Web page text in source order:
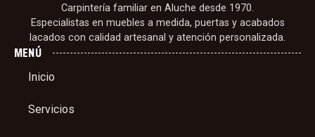
Carpintería familiar en Aluche desde 1970.
Especialistas en muebles a medida, puertas y acabados
lacados con calidad artesanal y atención personalizada.
MENÚ
Inicio
Servicios